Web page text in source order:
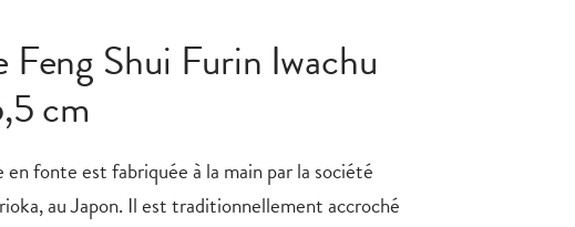
Feng Shui Furin Iwachu
cm
fonte est fabriquée à la main par la société
au Japon. Il est traditionnellement accroché